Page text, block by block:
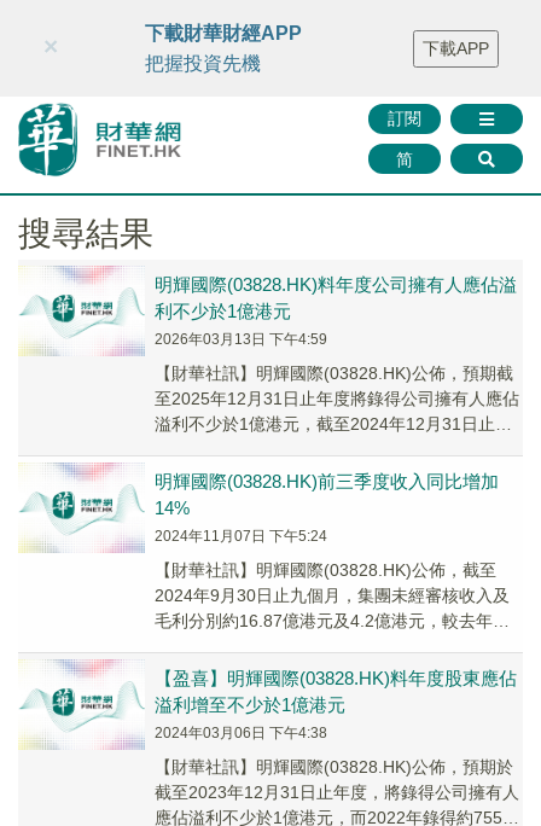
財華智庫網 FINTV FINMETA 財華證券 媒體矩陣
智庫沙龍
聯絡我們
訂閱
简
×
下載財華財經APP
把握投資先機
下載APP
搜尋結果
​明輝國際(03828.HK)料年度公司擁有人應佔溢
利不少於1億港元
2026年03月13日 下午4:59
​【財華社訊】明輝國際(03828.HK)公佈，預期截
至2025年12月31日止年度將錄得公司擁有人應佔
溢利不少於1億港元，截至2024年12月31日止年
明輝國際(03828.HK)前三季度收入同比增加
14%
2024年11月07日 下午5:24
【財華社訊】明輝國際(03828.HK)公佈，截至
2024年9月30日止九個月，集團未經審核收入及
毛利分別約16.87億港元及4.2億港元，較去年同
【盈喜】明輝國際(03828.HK)料年度股東應佔
溢利增至不少於1億港元
2024年03月06日 下午4:38
【財華社訊】明輝國際(03828.HK)公佈，預期於
截至2023年12月31日止年度，將錄得公司擁有人
應佔溢利不少於1億港元，而2022年錄得約7550